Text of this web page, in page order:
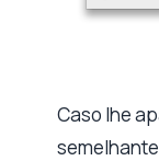
Caso lhe
semelhante